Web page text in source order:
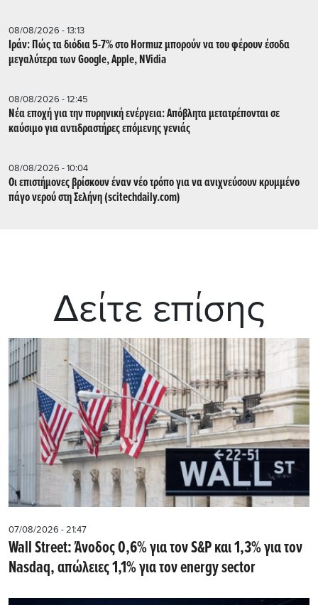
08/08/2026 - 13:13
Ιράν: Πώς τα διόδια 5-7% στο Hormuz μπορούν να του φέρουν έσοδα
μεγαλύτερα των Google, Apple, NVidia
08/08/2026 - 12:45
Νέα εποχή για την πυρηνική ενέργεια: Απόβλητα μετατρέπονται σε
καύσιμο για αντιδραστήρες επόμενης γενιάς
08/08/2026 - 10:04
Οι επιστήμονες βρίσκουν έναν νέο τρόπο για να ανιχνεύσουν κρυμμένο
πάγο νερού στη Σελήνη (scitechdaily.com)
Δείτε επίσης
07/08/2026 - 21:47
Wall Street: Άνοδος 0,6% για τον S&P και 1,3% για τον
Nasdaq, απώλειες 1,1% για τον energy sector